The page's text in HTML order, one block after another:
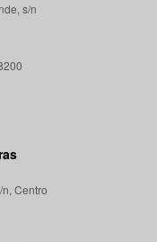
s/n
Centro